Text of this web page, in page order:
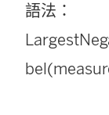
語法：